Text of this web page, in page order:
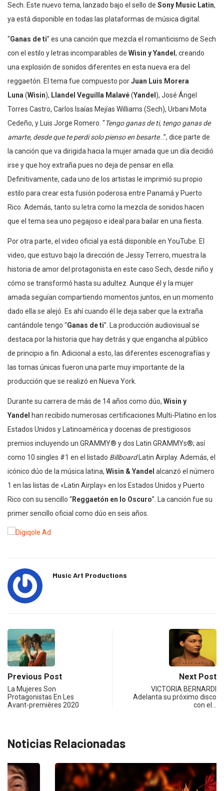
Sech. Este nuevo tema, lanzado bajo el sello de Sony Music Latin,
ya está disponible en todas las plataformas de música digital.
“Ganas de ti” es una canción que mezcla el romanticismo de Sech
con el estilo y letras incomparables de Wisin y Yandel , creando
una explosión de sonidos diferentes en esta nueva era del
reggaetón. El tema fue compuesto porJuan Luis Morera
Luna (Wisin), Llandel Veguilla Malavé(Yandel ), José Ángel
Torres Castro, Carlos Isaías Mejías Williams (Sech), Urbani Mota
Cedeño, y Luis Jorge Romero. “Tengo ganas de ti, tengo ganas de
amarte, desde que te perdi solo pienso en besarte…”, dice parte de
la canción que va dirigida hacia la mujer amada que un día decidió
irse y que hoy extraña pues no deja de pensar en ella.
Definitivamente, cada uno de los artistas le imprimió su propio
estilo para crear esta fusión poderosa entre Panamá y Puerto
Rico. Además, tanto su letra como la mezcla de sonidos hacen
que el tema sea uno pegajoso e ideal para bailar en una fiesta.
Por otra parte, el video oficial ya está disponible en YouTube. El
video, que estuvo bajo la dirección de Jessy Terrero, muestra la
historia de amor del protagonista en este caso Sech, desde niño y
cómo se transformó hasta su adultez. Aunque él y la mujer
amada seguían compartiendo momentos juntos, en un momento
dado ella se alejó. Es ahí cuando él le deja saber que la extraña
cantándole tengo “Ganas de ti”. La producción audiovisual se
destaca por la historia que hay detrás y que engancha al público
de principio a fin. Adicional a esto, las diferentes escenografías y
las tomas únicas fueron una parte muy importante de la
producción que se realizó en Nueva York.
Durante su carrera de más de 14 años como dúo, Wisin y
Yandel han recibido numerosas certificaciones Multi-Platino en los
Estados Unidos y Latinoamérica y docenas de prestigiosos
premios incluyendo un GRAMMY® y dos Latin GRAMMYs®; así
como 10 singles #1 en el listado Billboard Latin Airplay. Además, el
icónico dúo de la música latina, Wisin & Yandel alcanzó el número
1 en las listas de «Latin Airplay» en los Estados Unidos y Puerto
Rico con su sencillo “Reggaetón en lo Oscuro”. La canción fue su
primer sencillo oficial como dúo en seis años.
Music Art Productions
Previous Post
La Mujeres Son
Protagonistas En Les
Avant-premières 2020
Next Post
VICTORIA BERNARDI
Adelanta su próximo disco
con el…
Noticias Relacionadas